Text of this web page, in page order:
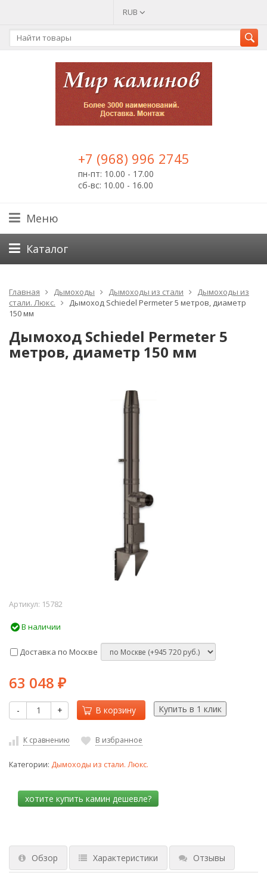
RUB
+7 (968) 996 2745
пн-пт: 10.00 - 17.00
сб-вс: 10.00 - 16.00
Меню
Каталог
Главная Дымоходы Дымоходы из стали
Дымоходы из
стали. Люкс.
Дымоход Schiedel Permeter 5 метров, диаметр
150 мм
Дымоход Schiedel Permeter 5
метров, диаметр 150 мм
Артикул: 15782
В наличии
Доставка по Москве
63 048 ₽
- + В корзину
К сравнению В избранное
Категории: Дымоходы из стали. Люкс.
Обзор Характеристики Отзывы